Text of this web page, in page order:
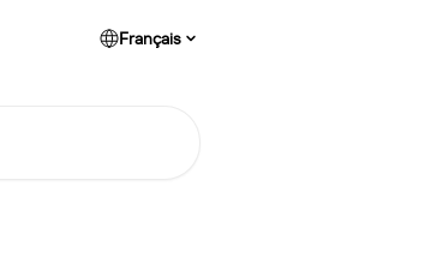
Français